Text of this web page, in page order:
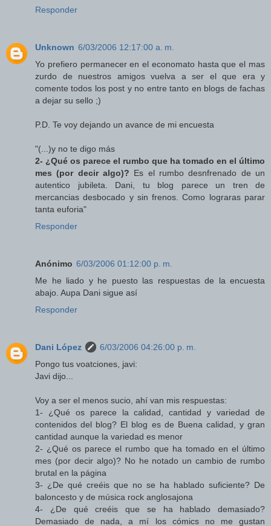
Responder
Unknown 6/03/2006 12:17:00 a. m.
Yo prefiero permanecer en el economato hasta que el mas
zurdo de nuestros amigos vuelva a ser el que era y
comente todos los post y no entre tanto en blogs de fachas
a dejar su sello ;)
P.D. Te voy dejando un avance de mi encuesta
"(...)y no te digo más
2- ¿Qué os parece el rumbo que ha tomado en el último
mes (por decir algo)? Es el rumbo desnfrenado de un
autentico jubileta. Dani, tu blog parece un tren de
mercancias desbocado y sin frenos. Como lograras parar
tanta euforia"
Responder
Anónimo 6/03/2006 01:12:00 p. m.
Me he liado y he puesto las respuestas de la encuesta
abajo. Aupa Dani sigue así
Responder
Dani López
6/03/2006 04:26:00 p. m.
Pongo tus voatciones, javi:
Javi dijo...
Voy a ser el menos sucio, ahí van mis respuestas:
1- ¿Qué os parece la calidad, cantidad y variedad de
contenidos del blog? El blog es de Buena calidad, y gran
cantidad aunque la variedad es menor
2- ¿Qué os parece el rumbo que ha tomado en el último
mes (por decir algo)? No he notado un cambio de rumbo
brutal en la página
3- ¿De qué creéis que no se ha hablado suficiente? De
baloncesto y de música rock anglosajona
4- ¿De qué creéis que se ha hablado demasiado?
Demasiado de nada, a mí los cómics no me gustan